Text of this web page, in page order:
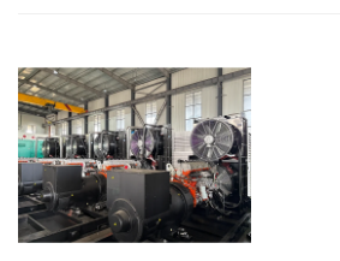
Газ высокой температуры/
сгорания толкает поршень
движение коленчатого вала
(тепловая→механическая
Коленчатый вал вращает